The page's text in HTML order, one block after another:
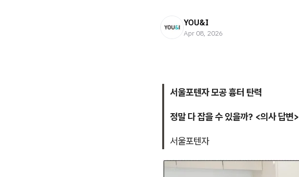
YOU&I
Apr 08, 2026
서울포텐자 모공 흉터 탄력
정말 다 잡을 수 있을까? <의사 답변>
서울포텐자